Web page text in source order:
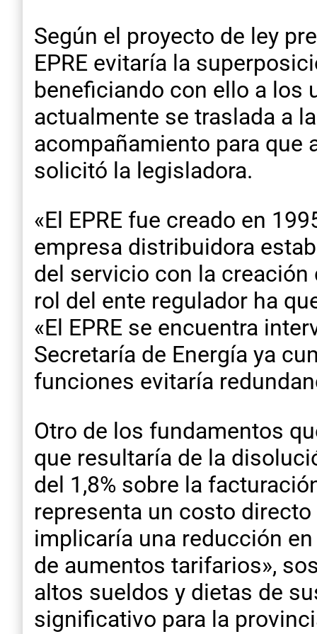
Según el proyecto de ley
EPRE evitaría la
beneficiando con ello a los
actualmente se traslada a
acompañamiento para que
solicitó la legisladora.
«El EPRE fue creado en
empresa distribuidora
del servicio con la creación
rol del ente regulador ha
«El EPRE se encuentra
Secretaría de Energía ya
funciones evitaría
Otro de los fundamentos
que resultaría de la
del 1,8% sobre la
representa un costo
implicaría una reducción
de aumentos tarifarios»,
altos sueldos y dietas de
significativo para la